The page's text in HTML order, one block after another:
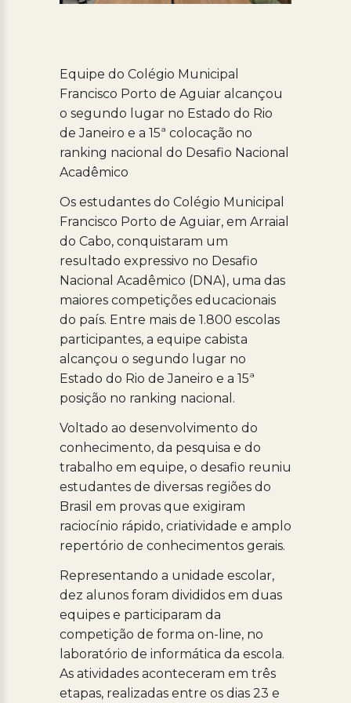
Equipe do Colégio Municipal
Francisco Porto de Aguiar alcançou
o segundo lugar no Estado do Rio
de Janeiro e a 15ª colocação no
ranking nacional do Desafio Nacional
Acadêmico
Os estudantes do Colégio Municipal
Francisco Porto de Aguiar, em Arraial
do Cabo, conquistaram um
resultado expressivo no Desafio
Nacional Acadêmico (DNA), uma das
maiores competições educacionais
do país. Entre mais de 1.800 escolas
participantes, a equipe cabista
alcançou o segundo lugar no
Estado do Rio de Janeiro e a 15ª
posição no ranking nacional.
Voltado ao desenvolvimento do
conhecimento, da pesquisa e do
trabalho em equipe, o desafio reuniu
estudantes de diversas regiões do
Brasil em provas que exigiram
raciocínio rápido, criatividade e amplo
repertório de conhecimentos gerais.
Representando a unidade escolar,
dez alunos foram divididos em duas
equipes e participaram da
competição de forma on-line, no
laboratório de informática da escola.
As atividades aconteceram em três
etapas, realizadas entre os dias 23 e